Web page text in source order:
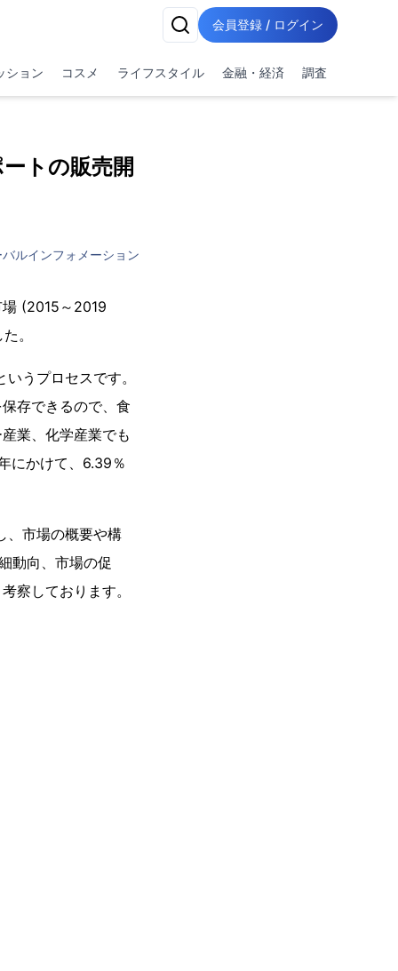
会員登録 / ログイン
ション コスメ ライフスタイル 金融・経済 調査
トの販売開
ルインフォメーション
(2015～2019
。
うプロセスです。
存できるので、食
業、化学産業でも
にかけて、6.39％
、市場の概要や構
動向、市場の促
察しております。